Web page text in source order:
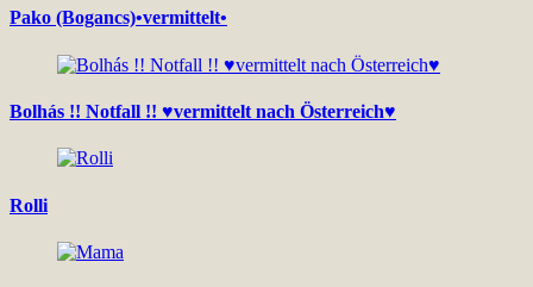
Pako (Bogancs)•vermittelt•
Bolhás !! Notfall !! ♥vermittelt nach Österreich♥
Rolli